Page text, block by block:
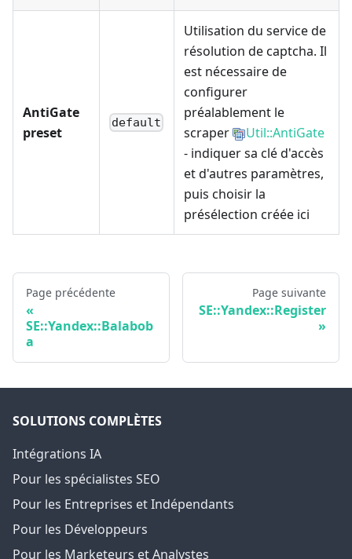
AntiGate
preset
default
Utilisation du service de
résolution de captcha. Il
est nécessaire de
configurer
préalablement le
scraper
Util::AntiGate
- indiquer sa clé d'accès
et d'autres paramètres,
puis choisir la
présélection créée ici
Page précédente
SE::Yandex::Balabob
a
Page suivante
SE::Yandex::Register
SOLUTIONS COMPLÈTES
Intégrations IA
Pour les spécialistes SEO
Pour les Entreprises et Indépendants
Pour les Développeurs
Pour les Marketeurs et Analystes